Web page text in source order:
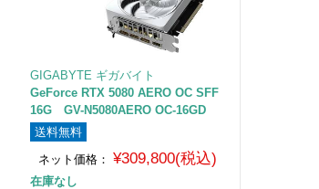
GIGABYTE ギガバイト
GeForce RTX 5080 AERO OC SFF
16G GV-N5080AERO OC-16GD
送料無料
ネット価格：
¥309,800(税込)
在庫なし